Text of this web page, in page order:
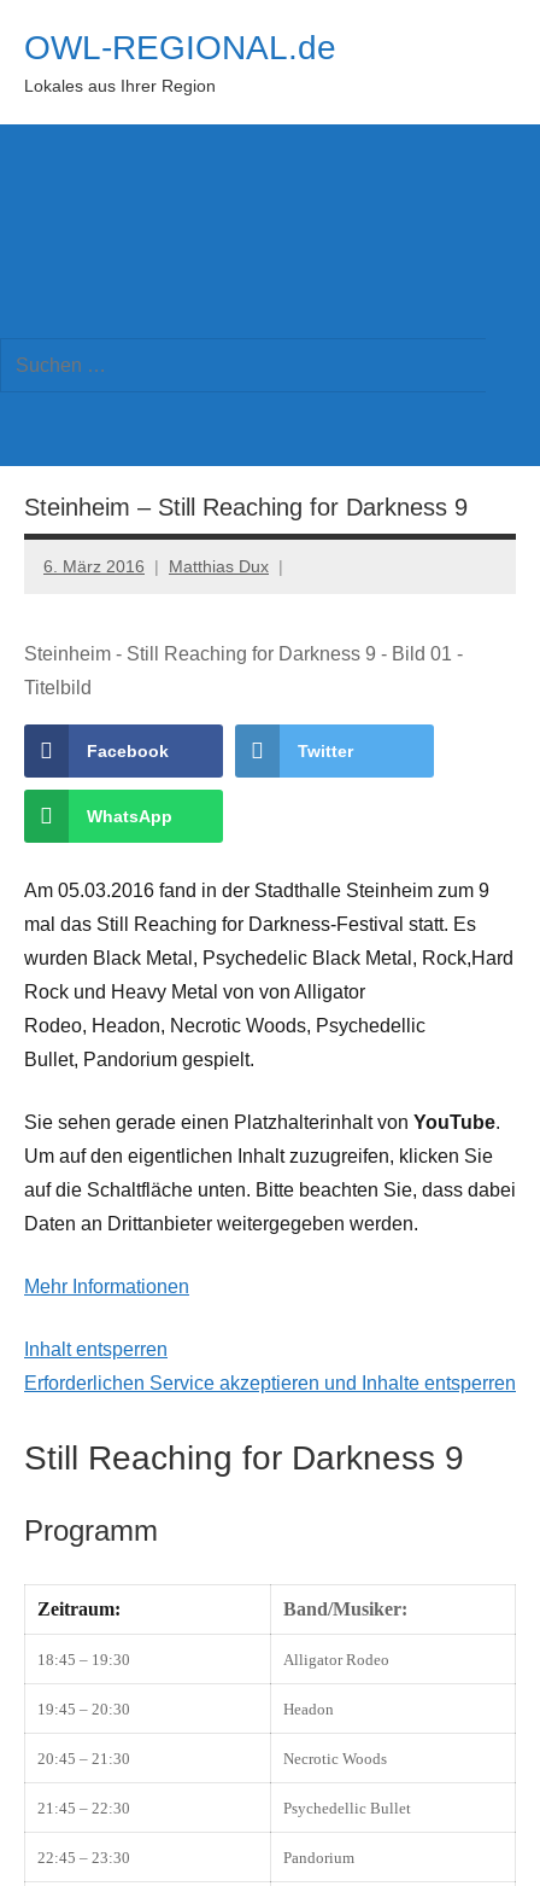
Inhalt
springen
OWL-REGIONAL.de
Lokales aus Ihrer Region
Suchen
Steinheim – Still Reaching for Darkness 9
6. März 2016 Matthias Dux
Steinheim - Still Reaching for Darkness 9 - Bild 01 -
Titelbild
Facebook Twitter
WhatsApp
Am 05.03.2016 fand in der Stadthalle Steinheim zum 9
mal das Still Reaching for Darkness-Festival statt. Es
wurden Black Metal, Psychedelic Black Metal, Rock,Hard
Rock und Heavy Metal von von Alligator
Rodeo, Headon, Necrotic Woods, Psychedellic
Bullet, Pandorium gespielt.
Sie sehen gerade einen Platzhalterinhalt von YouTube.
Um auf den eigentlichen Inhalt zuzugreifen, klicken Sie
auf die Schaltfläche unten. Bitte beachten Sie, dass dabei
Daten an Drittanbieter weitergegeben werden.
Mehr Informationen
Inhalt entsperren
Erforderlichen Service akzeptieren und Inhalte entsperren
Still Reaching for Darkness 9
Programm
Zeitraum: Band/Musiker:
18:45 – 19:30 Alligator Rodeo
19:45 – 20:30 Headon
20:45 – 21:30 Necrotic Woods
21:45 – 22:30 Psychedellic Bullet
22:45 – 23:30 Pandorium